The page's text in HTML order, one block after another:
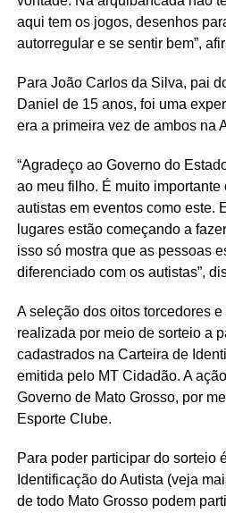
aqui tem os jogos, desenhos
autorregular e se sentir bem”,
Para João Carlos da Silva, pai
Daniel de 15 anos, foi uma
era a primeira vez de ambos na
“Agradeço ao Governo do
ao meu filho. É muito
autistas em eventos como este.
lugares estão começando a
isso só mostra que as pessoas
diferenciado com os autistas”,
A seleção dos oitos torcedores
realizada por meio de sorteio a
cadastrados na Carteira de
emitida pelo MT Cidadão. A
Governo de Mato Grosso, por
Esporte Clube.
Para poder participar do sorteio
Identificação do Autista (veja
de todo Mato Grosso podem